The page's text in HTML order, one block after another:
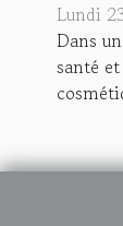
Lundi
Dans
santé